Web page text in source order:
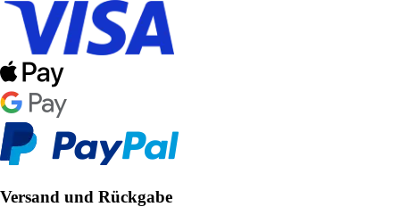
Versand und Rückgabe